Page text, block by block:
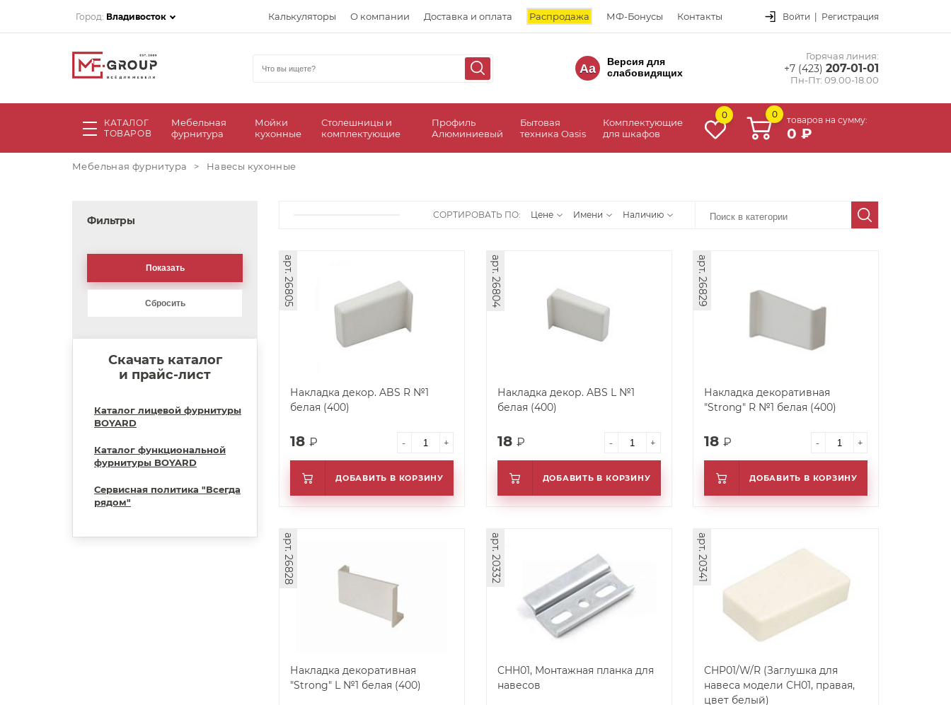
Город: Владивосток Калькуляторы О компании Доставка и оплата Распродажа МФ-Бонусы Контакты Войти | Регистрация
Aa
Версия для
слабовидящих
Горячая линия:
+7 (423) 207-01-01
Пн-Пт: 09.00-18.00
КАТАЛОГ
ТОВАРОВ
Мебельная
фурнитура
Мойки
кухонные
Столешницы и
комплектующие
Профиль
Алюминиевый
Бытовая
техника Oasis
Комплектующие
для шкафов
0 0
товаров на сумму:
0 ₽
Мебельная фурнитура > Навесы кухонные
Фильтры
Скачать каталог
и прайс-лист
Каталог лицевой фурнитуры
BOYARD
Каталог функциональной
фурнитуры BOYARD
Сервисная политика "Всегда
рядом"
СОРТИРОВАТЬ ПО: Цене Имени Наличию
Накладка декор. ABS R №1
белая (400)
арт. 26805
18 ₽ - +
ДОБАВИТЬ В КОРЗИНУ
Накладка декор. ABS L №1
белая (400)
арт. 26804
18 ₽ - +
ДОБАВИТЬ В КОРЗИНУ
Накладка декоративная
"Strong" R №1 белая (400)
арт. 26829
18 ₽ - +
ДОБАВИТЬ В КОРЗИНУ
Накладка декоративная
"Strong" L №1 белая (400)
арт. 26828
CHH01, Монтажная планка для
навесов
арт. 20332
CHP01/W/R (Заглушка для
навеса модели CH01, правая,
цвет белый)
арт. 20341